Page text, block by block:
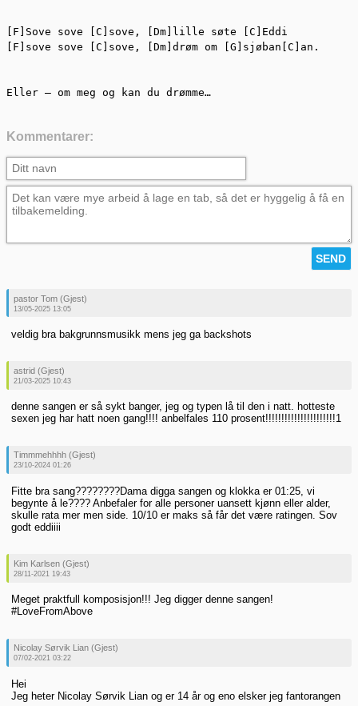
[F]Sove sove [C]sove, [Dm]lille søte [C]Eddi
[F]sove sove [C]sove, [Dm]drøm om [G]sjøban[C]an.
Eller – om meg og kan du drømme…
Kommentarer:
pastor Tom (Gjest)
13/05-2025 13:05
veldig bra bakgrunnsmusikk mens jeg ga backshots
astrid (Gjest)
21/03-2025 10:43
denne sangen er så sykt banger, jeg og typen lå til den i natt. hotteste
sexen jeg har hatt noen gang!!!! anbelfales 110 prosent!!!!!!!!!!!!!!!!!!!!!!1
Timmmehhhh (Gjest)
23/10-2024 01:26
Fitte bra sang????????Dama digga sangen og klokka er 01:25, vi
begynte å le???? Anbefaler for alle personer uansett kjønn eller alder,
skulle rata mer men side. 10/10 er maks så får det være ratingen. Sov
godt eddiiii
Kim Karlsen (Gjest)
28/11-2021 19:43
Meget praktfull komposisjon!!! Jeg digger denne sangen!
#LoveFromAbove
Nicolay Sørvik Lian (Gjest)
07/02-2021 03:22
Hei
Jeg heter Nicolay Sørvik Lian og er 14 år og eno elsker jeg fantorangen